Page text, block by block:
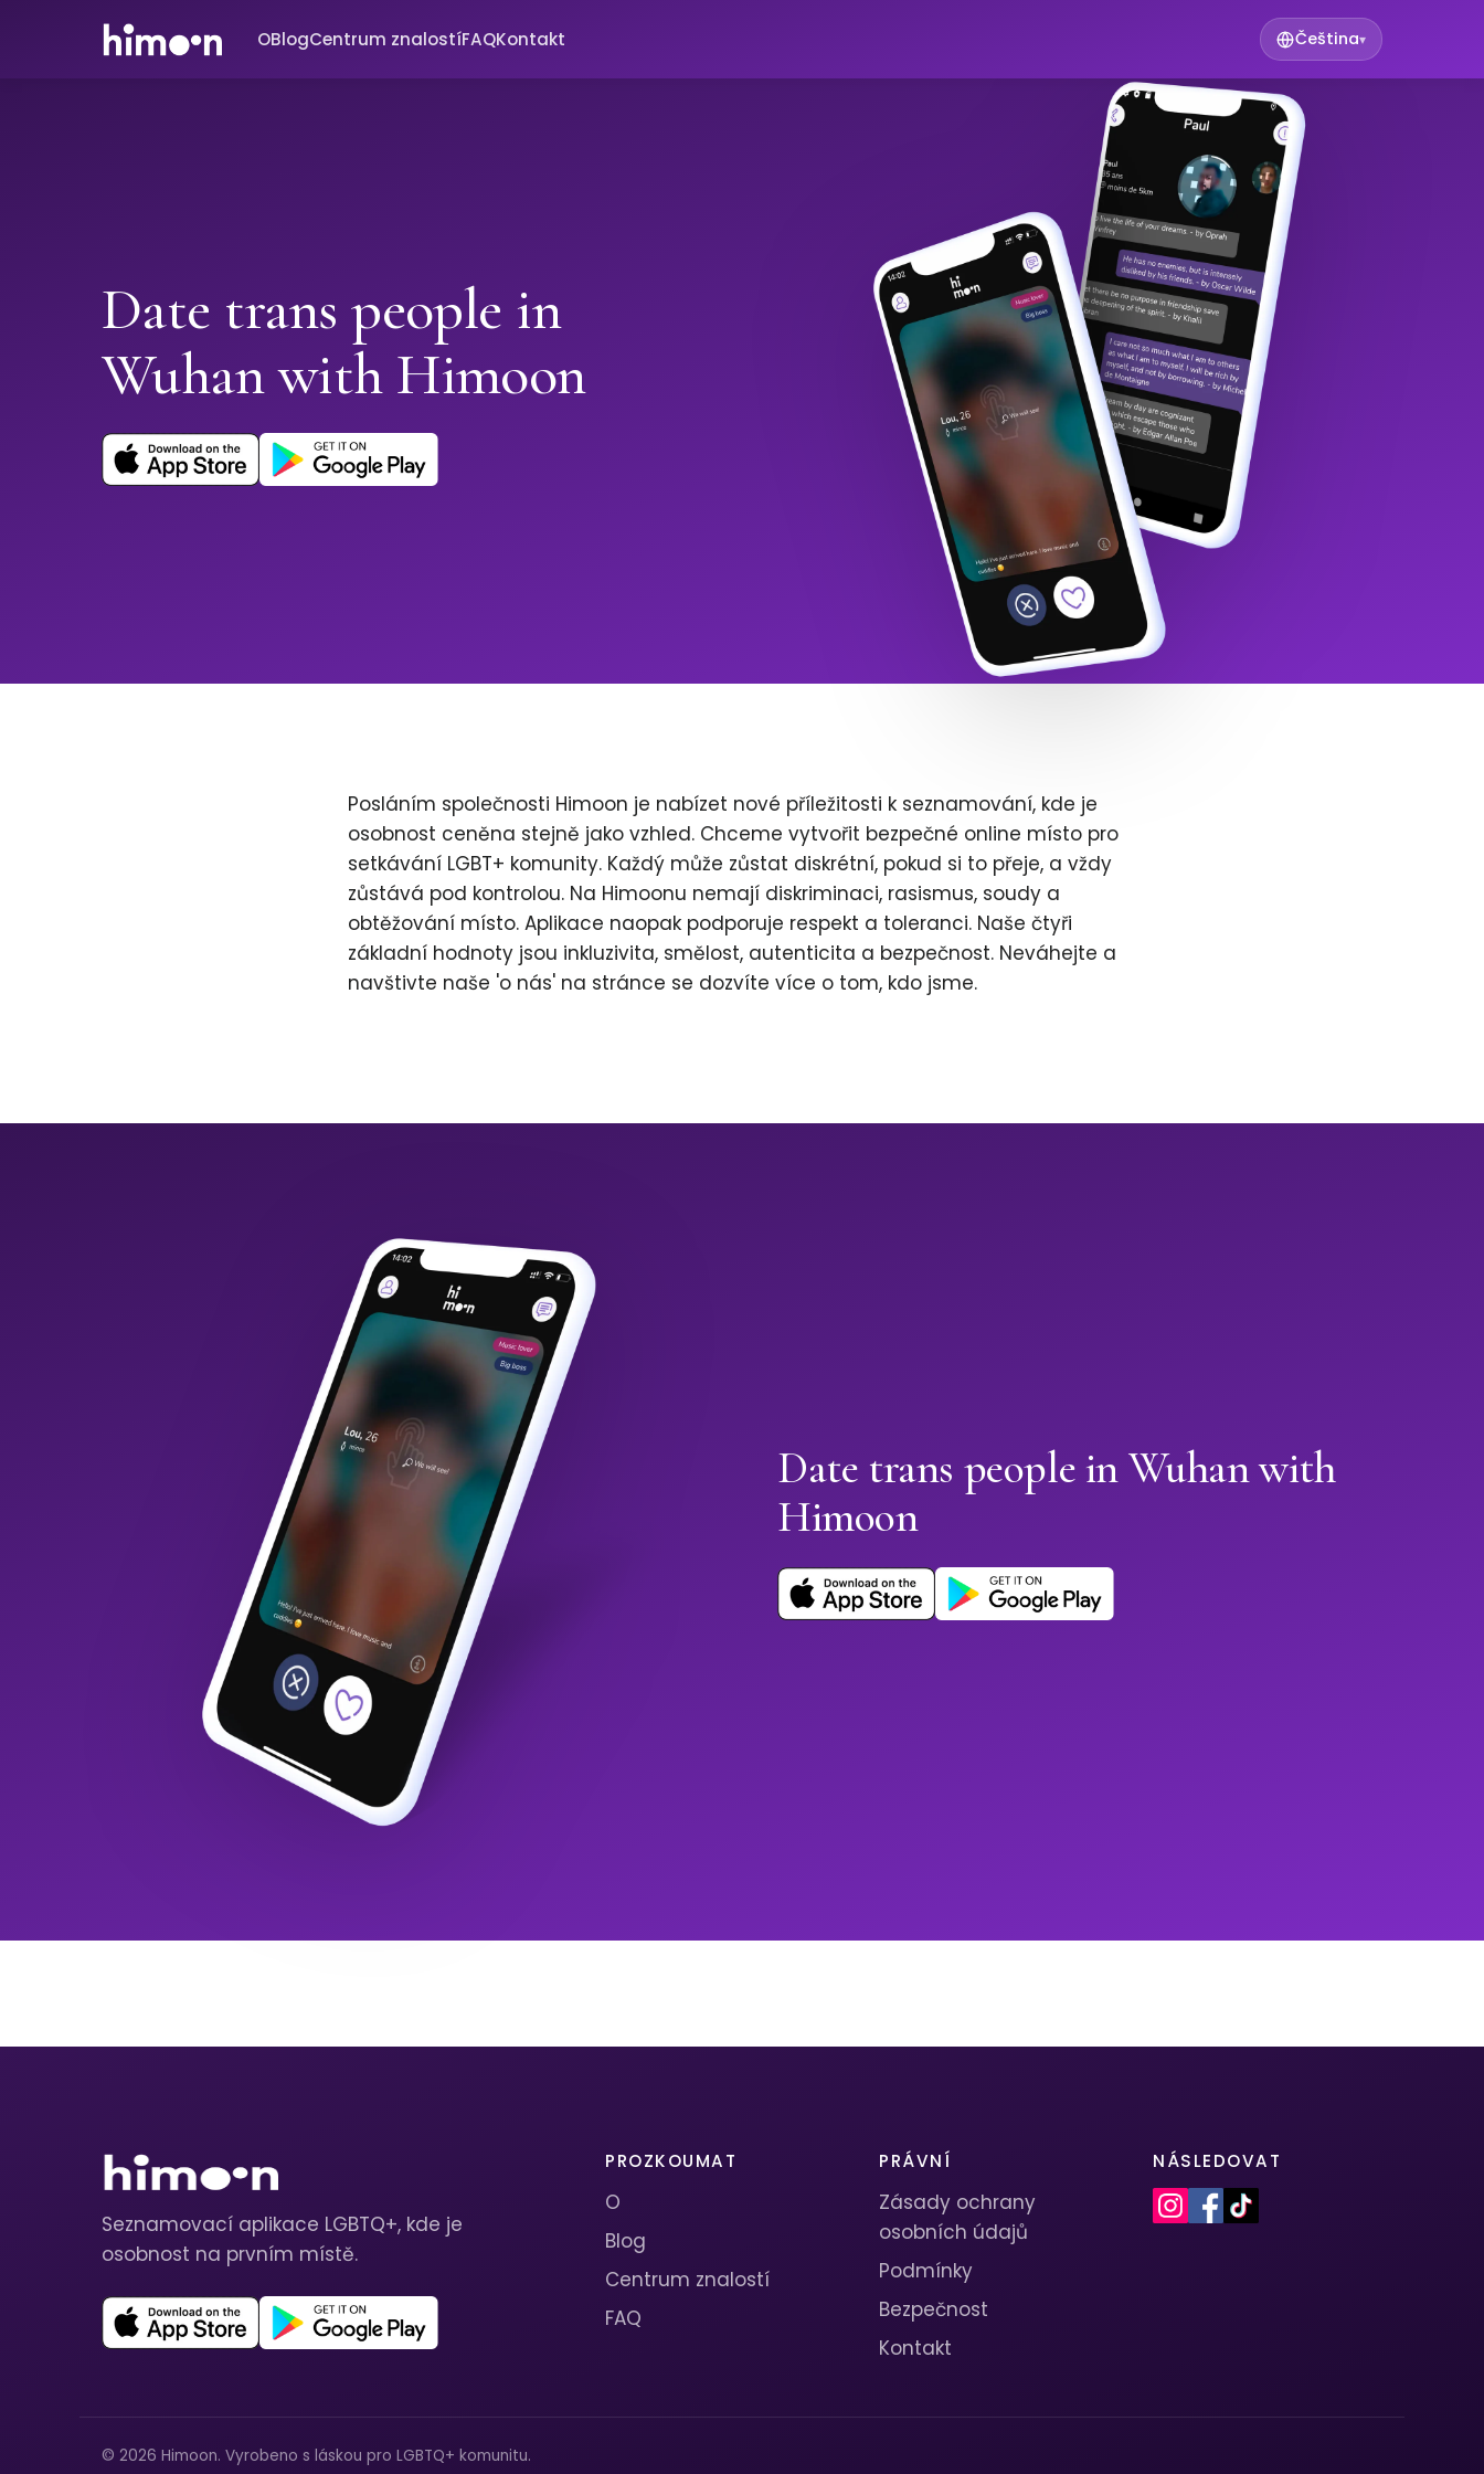
OBlogCentrum znalostíFAQKontakt Čeština▾
Date trans people in
Wuhan with Himoon
Posláním společnosti Himoon je nabízet nové příležitosti k seznamování, kde je
osobnost ceněna stejně jako vzhled. Chceme vytvořit bezpečné online místo pro
setkávání LGBT+ komunity. Každý může zůstat diskrétní, pokud si to přeje, a vždy
zůstává pod kontrolou. Na Himoonu nemají diskriminaci, rasismus, soudy a
obtěžování místo. Aplikace naopak podporuje respekt a toleranci. Naše čtyři
základní hodnoty jsou inkluzivita, smělost, autenticita a bezpečnost. Neváhejte a
navštivte naše 'o nás' na stránce se dozvíte více o tom, kdo jsme.
Date trans people in Wuhan with
Himoon
Seznamovací aplikace LGBTQ+, kde je
osobnost na prvním místě.
PROZKOUMAT
O
Blog
Centrum znalostí
FAQ
PRÁVNÍ
Zásady ochrany
osobních údajů
Podmínky
Bezpečnost
Kontakt
NÁSLEDOVAT
© 2026 Himoon. Vyrobeno s láskou pro LGBTQ+ komunitu.